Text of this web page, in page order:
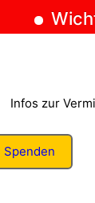
Infos zur
Spenden